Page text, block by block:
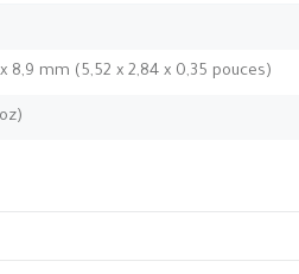
x 8,9 mm (5,52 x 2,84 x 0,35 pouces)